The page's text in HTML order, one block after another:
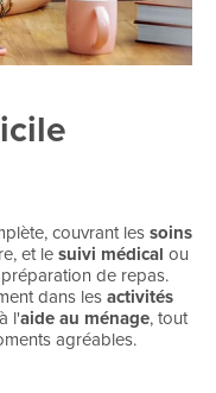
couvrant les soins
et le suivi médical ou
de repas.
dans les activités
à l'aide au ménage, tout
agréables.